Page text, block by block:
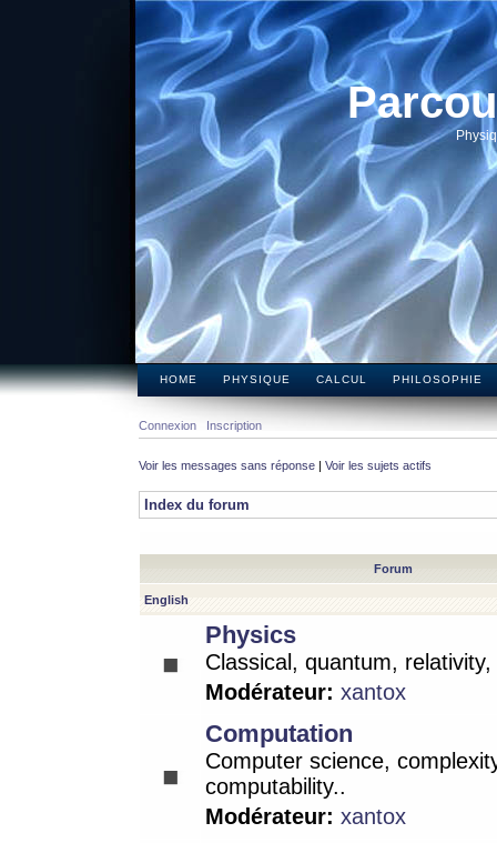
HOME PHYSIQUE CALCUL PHILOSOPHIE
Connexion Inscription
Voir les messages sans réponse | Voir les sujets actifs
Index du forum
Forum
English
Physics
Classical, quantum,
Modérateur: xantox
Computation
Computer science,
computability..
Modérateur: xantox